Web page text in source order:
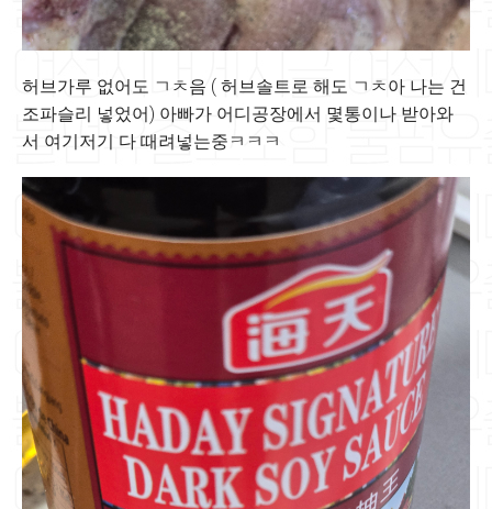
허브가루 없어도 ㄱㅊ음 ( 허브솔트로 해도 ㄱㅊ아 나는 건
조파슬리 넣었어) 아빠가 어디공장에서 몇통이나 받아와
서 여기저기 다 때려넣는중ㅋㅋㅋ